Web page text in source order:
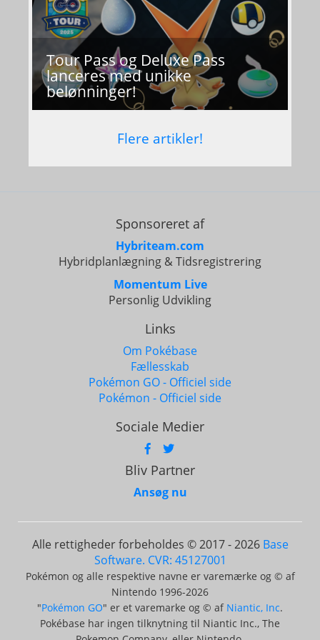
Tour Pass og Deluxe Pass
lanceres med unikke
belønninger!
Flere artikler!
Sponsoreret af
Hybriteam.com
Hybridplanlægning & Tidsregistrering
Momentum Live
Personlig Udvikling
Links
Om Pokébase
Fællesskab
Pokémon GO - Officiel side
Pokémon - Officiel side
Sociale Medier
Bliv Partner
Ansøg nu
Alle rettigheder forbeholdes © 2017 - 2026 Base
Software. CVR: 45127001
Pokémon og alle respektive navne er varemærke og © af
Nintendo 1996-2026
"Pokémon GO" er et varemarke og © af Niantic, Inc.
Pokébase har ingen tilknytning til Niantic Inc., The